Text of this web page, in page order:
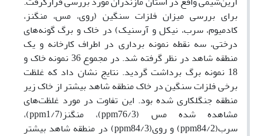
برای بررسی میزان فلزات سنگین (روی، مس، منگنز،
کادمیوم، سرب، نیکل و آرسنیک) در خاک و برگ گونه‌های
درختی، سه نقطه نمونه برداری در اطراف کارخانه و یک
منطقه شاهد در نظر گرفته شد. در مجموع 36 نمونه خاک و
18 نمونه برگ برداشت گردید. نتایج نشان داد که غلظت
برخی فلزات سنگین در خاک منطقه شاهد بیشتر از خاک زیر
منطقه جنگلکاری شده بود. این تفاوت در مورد غلظت‌های
مشاهده شده مس (ppm76/3)، منگنز(ppm1/7)،
سرب(ppm84/2) و روی(ppm84/3) در منطقه شاهد بیشتر